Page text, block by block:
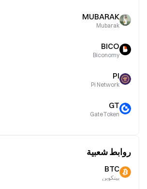
MUBARAK
Mubarak
BICO
Biconomy
PI
Pi Network
GT
GateToken
روابط شعبية
BTC
بيتكوين